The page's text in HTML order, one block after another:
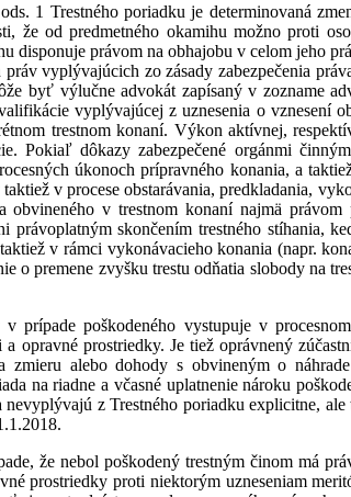
1 Trestného poriadku je determinovaná
že od predmetného okamihu možno proti
disponuje právom na obhajobu v celom jeho
vyplývajúcich zo zásady zabezpečenia
byť výlučne advokát zapísaný v zozname
vyplývajúcej z uznesenia o vznesení
trestnom konaní. Výkon aktívnej,
Pokiaľ dôkazy zabezpečené orgánmi
úkonoch prípravného konania, a
v procese obstarávania, predkladania,
v trestnom konaní najmä
skončením trestného stíhania,
v rámci vykonávacieho konania (napr.
o premene zvyšku trestu odňatia slobody na
poškodeného vystupuje v
opravné prostriedky. Je tiež oprávnený
zmieru alebo dohody s obvineným o
na riadne a včasné uplatnenie nároku
z Trestného poriadku explicitne,
že nebol poškodený trestným činom má
prostriedky proti niektorým uzneseniam